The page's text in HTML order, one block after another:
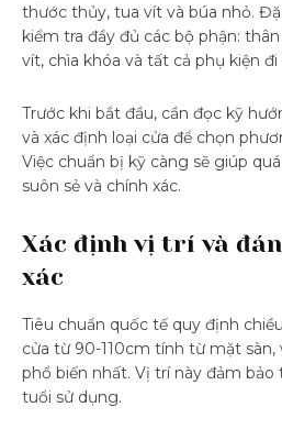
thước thủy, tua vít và búa nhỏ.
kiểm tra đầy đủ các bộ phận:
vít, chìa khóa và tất cả phụ kiện đi
Trước khi bắt đầu, cần đọc kỹ
và xác định loại cửa để chọn
Việc chuẩn bị kỹ càng sẽ giúp
suôn sẻ và chính xác.
Xác định vị trí và
xác
Tiêu chuẩn quốc tế quy định
cửa từ 90-110cm tính từ mặt
phổ biến nhất. Vị trí này đảm
tuổi sử dụng.